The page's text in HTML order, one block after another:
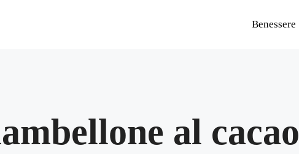
Benessere
al cacao